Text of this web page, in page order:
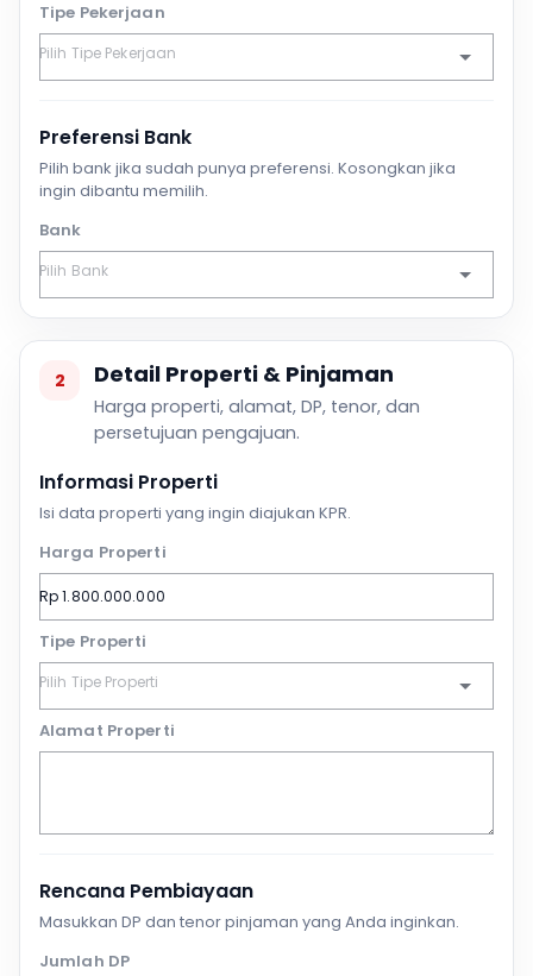
Tipe Pekerjaan
Preferensi Bank
Pilih bank jika sudah punya preferensi. Kosongkan jika
ingin dibantu memilih.
Bank
2 Detail Properti & Pinjaman
Harga properti, alamat, DP, tenor, dan
persetujuan pengajuan.
Informasi Properti
Isi data properti yang ingin diajukan KPR.
Harga Properti
Tipe Properti
Alamat Properti
Rencana Pembiayaan
Masukkan DP dan tenor pinjaman yang Anda inginkan.
Jumlah DP